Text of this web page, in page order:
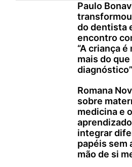
Paulo
do dentista
encontro
“A criança é
mais do que
diagnóstico”
Romana
sobre
medicina e
integrar
papéis sem
mão de si